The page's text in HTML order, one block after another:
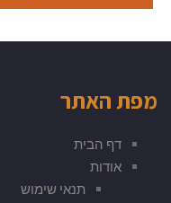
מפת האתר
דף הבית
אודות
תנאי שימוש